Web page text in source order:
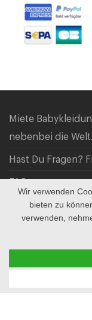
Miete
nebenbei die Welt.
Hast Du Fragen?
Checkout
AGB &
Wir verwenden
bieten zu
verwenden,